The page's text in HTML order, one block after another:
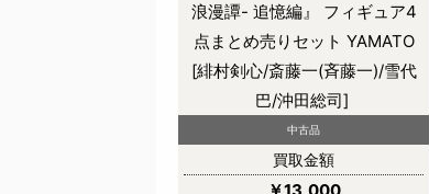
浪漫譚- 追憶編』 フィギュア4
点まとめ売りセット YAMATO
[緋村剣心/斎藤一(斉藤一)/雪代
巴/沖田総司]
中古品
買取金額